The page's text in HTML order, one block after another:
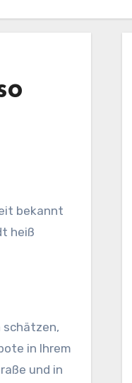
heiß
schätzen,
in Ihrem
und in